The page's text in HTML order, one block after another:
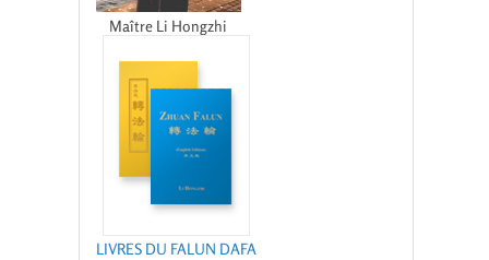
Maître Li Hongzhi
LIVRES DU FALUN DAFA